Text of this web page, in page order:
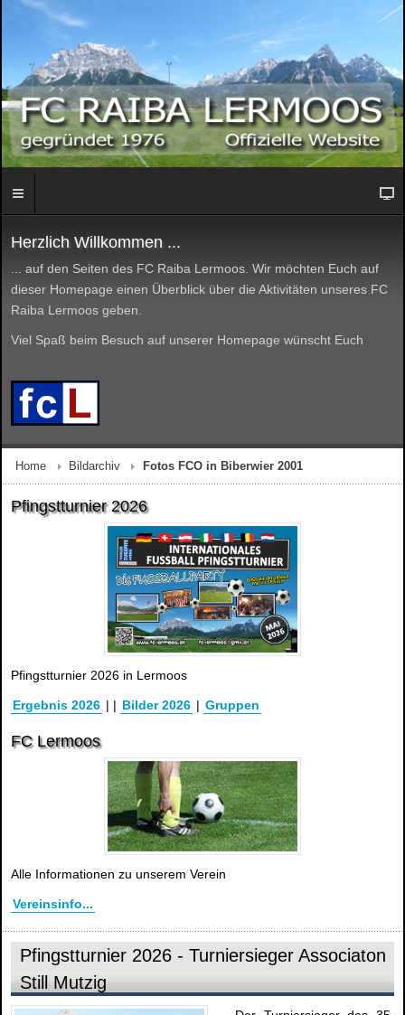
Herzlich Willkommen ...
... auf den Seiten des FC Raiba Lermoos. Wir möchten Euch auf
dieser Homepage einen Überblick über die Aktivitäten unseres FC
Raiba Lermoos geben.
Viel Spaß beim Besuch auf unserer Homepage wünscht Euch
Home Bildarchiv Fotos FCO in Biberwier 2001
Pfingstturnier 2026
Pfingstturnier 2026 in Lermoos
Ergebnis 2026 | | Bilder 2026 | Gruppen
FC Lermoos
Alle Informationen zu unserem Verein
Vereinsinfo...
Pfingstturnier 2026 - Turniersieger Associaton
Still Mutzig